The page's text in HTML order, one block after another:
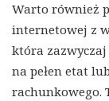
Warto również
internetowej z
która
na pełen etat
rachunkowego.